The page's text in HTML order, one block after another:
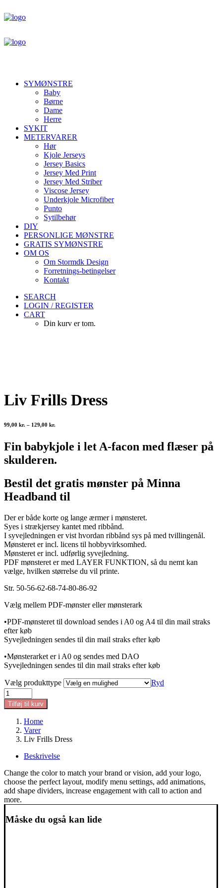
SYMØNSTRE
Baby
Børne
Dame
Herre
SYKIT
METERVARER
Hør
Kjole Jerseys
Jersey Basics
Jersey Med Print
Jersey Med Striber
Viscose Jersey
Underkjole Microfiber
Punto
Sytilbehør
DIY
PERSONLIGE MØNSTRE
GRATIS SYMØNSTRE
OM OS
Om Stormdk Design
Forretnings-betingelser
Kontakt
SEARCH
LOGIN / REGISTER
CART
Din kurv er tom.
Liv Frills Dress
99,00 kr. – 129,00 kr.
Fin babykjole i let A-facon med flæser på
skulderen.
Bestil det gratis mønster på Minna
Headband til
Der er både korte og lange ærmer i mønsteret.
Syes i strækjersey kantet med ribbånd.
I syvejledningen er vist hvordan ribbånd sys på med tvillingenål.
Mønsteret er incl. licens til hobbyvirksomhed.
Mønsteret er incl. udførlig syvejledning.
PDF mønsteret er med LAYER FUNKTION, så du nemt kan
vælge, hvilken størrelse du vil printe.
Str. 50-56-62-68-74-80-86-92
Vælg mellem PDF-mønster eller mønsterark
•PDF-mønsteret til download sendes i A0 og A4 til din mail straks
efter køb
Syvejledningen sendes til din mail straks efter køb
•Mønsterarket er i A0 og sendes med DAO
Syvejledningen sendes til din mail straks efter køb
Vælg produkttype
Ryd
Liv
Frills
Dress
antal
Tilføj til kurv
Home
Varer
Liv Frills Dress
Beskrivelse
Change the color to match your brand or vision, add your logo,
choose the perfect layout, modify menu settings, add animations,
add shape dividers, increase engagement with call to action and
more.
Måske du også kan lide